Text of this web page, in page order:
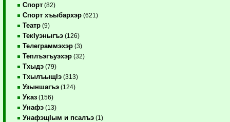
Спорт (82)
Спорт хъыбархэр (621)
Театр (9)
ТекIуэныгъэ (126)
Телеграммэхэр (3)
Теплъэгъуэхэр (32)
Тхыдэ (79)
ТхылъыщIэ (313)
Узыншагъэ (124)
Указ (156)
Унафэ (13)
УнафэщIым и псалъэ (1)